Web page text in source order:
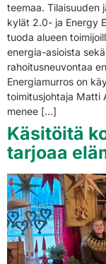
teemaa. Tilaisuuden
kylät 2.0- ja Energy
tuoda alueen
energia-asioista
rahoitusneuvontaa
Energiamurros on
toimitusjohtaja Matti
menee […]
Käsitöitä
tarjoaa